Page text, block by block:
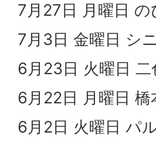
7月27日 月曜日 の
7月3日 金曜日 シ
6月23日 火曜日
6月22日 月曜日 橋
6月2日 火曜日 パ